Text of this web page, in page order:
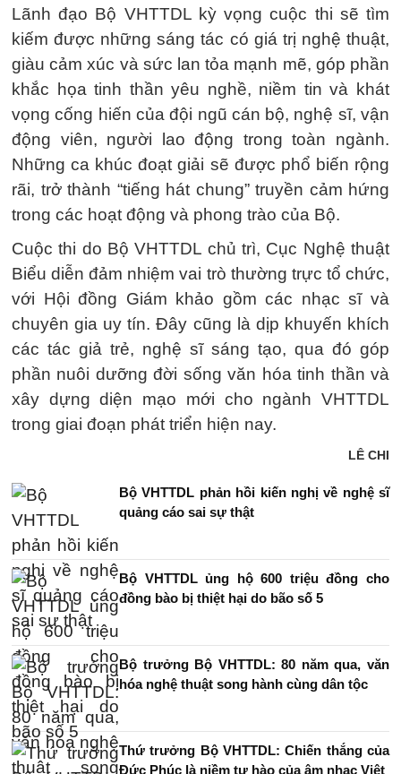
Lãnh đạo Bộ VHTTDL kỳ vọng cuộc thi sẽ tìm
kiếm được những sáng tác có giá trị nghệ thuật,
giàu cảm xúc và sức lan tỏa mạnh mẽ, góp phần
khắc họa tinh thần yêu nghề, niềm tin và khát
vọng cống hiến của đội ngũ cán bộ, nghệ sĩ, vận
động viên, người lao động trong toàn ngành.
Những ca khúc đoạt giải sẽ được phổ biến rộng
rãi, trở thành “tiếng hát chung” truyền cảm hứng
trong các hoạt động và phong trào của Bộ.
Cuộc thi do Bộ VHTTDL chủ trì, Cục Nghệ thuật
Biểu diễn đảm nhiệm vai trò thường trực tổ chức,
với Hội đồng Giám khảo gồm các nhạc sĩ và
chuyên gia uy tín. Đây cũng là dịp khuyến khích
các tác giả trẻ, nghệ sĩ sáng tạo, qua đó góp
phần nuôi dưỡng đời sống văn hóa tinh thần và
xây dựng diện mạo mới cho ngành VHTTDL
trong giai đoạn phát triển hiện nay.
LÊ CHI
Bộ VHTTDL phản hồi kiến nghị về nghệ sĩ
quảng cáo sai sự thật
Bộ VHTTDL ủng hộ 600 triệu đồng cho
đồng bào bị thiệt hại do bão số 5
Bộ trưởng Bộ VHTTDL: 80 năm qua, văn
hóa nghệ thuật song hành cùng dân tộc
Thứ trưởng Bộ VHTTDL: Chiến thắng của
Đức Phúc là niềm tự hào của âm nhạc Việt